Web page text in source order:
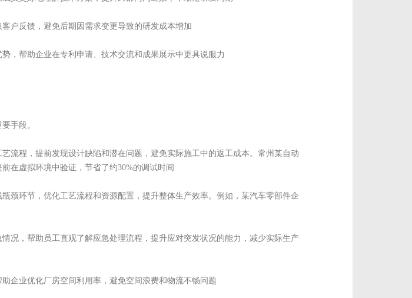
户反馈，避免后期因需求变更导致的研发成本增加
，帮助企业在专利申请、技术交流和成果展示中更具说服力
手段。
流程，提前发现设计缺陷和潜在问题，避免实际施工中的返工成本。常州某自动
在虚拟环境中验证，节省了约30%的调试时间
颈环节，优化工艺流程和资源配置，提升整体生产效率。例如，某汽车零部件企
况，帮助员工直观了解应急处理流程，提升应对突发状况的能力，减少实际生产
企业优化厂房空间利用率，避免空间浪费和物流不畅问题